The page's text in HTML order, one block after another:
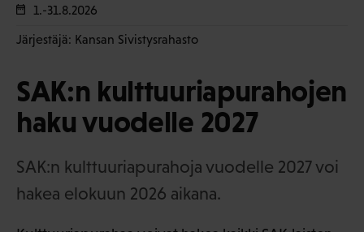
1.-31.8.2026
Järjestäjä: Kansan Sivistysrahasto
SAK:n kulttuuriapurahojen
haku vuodelle 2027
SAK:n kulttuuriapurahoja vuodelle 2027 voi
hakea elokuun 2026 aikana.